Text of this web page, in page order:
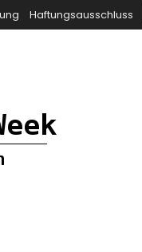
Haftungsausschluss